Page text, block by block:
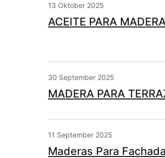
13 Oktober 2025
ACEITE PARA
30 September 2025
MADERA PARA
11 September 2025
Maderas Para